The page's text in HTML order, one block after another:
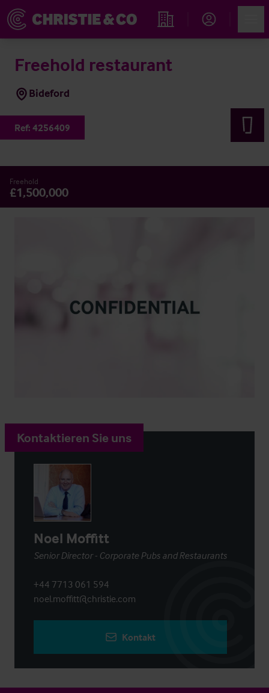
Immobiliensuche
Freehold restaurant
Bideford
Ref: 4256409
Freehold
£1,500,000
Kontaktieren Sie uns
Noel Moffitt
Senior Director - Corporate Pubs and Restaurants
+44 7713 061 594
noel.moffitt@christie.com
Kontakt